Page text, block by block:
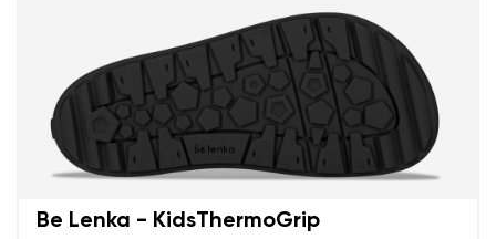
Land ändern
Be Lenka - KidsThermoGrip
Deine E-Mail
Dein Name Variante
Bestellnummer